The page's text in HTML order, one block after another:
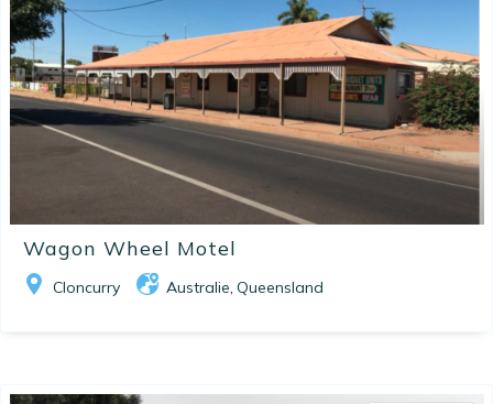
Wagon Wheel Motel
Cloncurry Australie, Queensland